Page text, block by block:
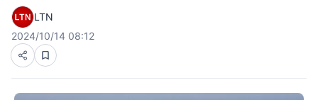
LTN
2024/10/14 08:12